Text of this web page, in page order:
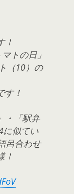
！
トの日」
（10）の
す！
・「駅弁
に似てい
呂合わせ
！